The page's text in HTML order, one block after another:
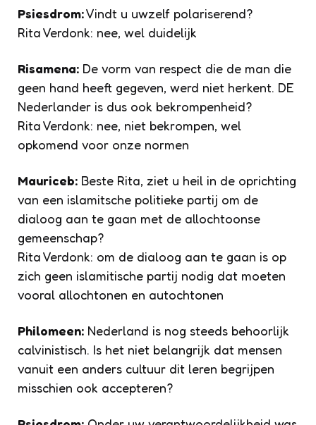
Psiesdrom:Vindt u uwzelf polariserend?
Rita Verdonk: nee, wel duidelijk
Risamena: De vorm van respect die de man die
geen hand heeft gegeven, werd niet herkent. DE
Nederlander is dus ook bekrompenheid?
Rita Verdonk: nee, niet bekrompen, wel
opkomend voor onze normen
Mauriceb: Beste Rita, ziet u heil in de oprichting
van een islamitsche politieke partij om de
dialoog aan te gaan met de allochtoonse
gemeenschap?
Rita Verdonk: om de dialoog aan te gaan is op
zich geen islamitische partij nodig dat moeten
vooral allochtonen en autochtonen
Philomeen: Nederland is nog steeds behoorlijk
calvinistisch. Is het niet belangrijk dat mensen
vanuit een anders cultuur dit leren begrijpen
misschien ook accepteren?